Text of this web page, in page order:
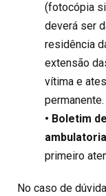
(fotocópia
deverá ser
residência
extensão
vítima e
permanente.
• Boletim
ambulatorial
primeiro
No caso de